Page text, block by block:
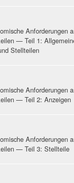
Anforderungen
— Teil 1:
Stellteilen
Anforderungen
— Teil 2: Anzeigen
Anforderungen
— Teil 3: Stellteile